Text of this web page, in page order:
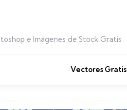
e Imágenes de Stock Gratis
Vectores Gratis